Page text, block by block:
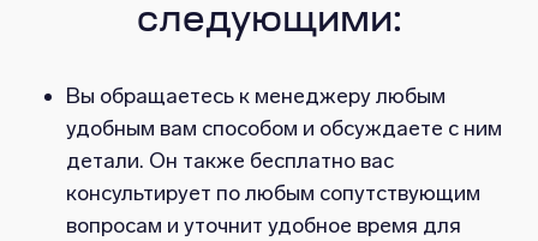
следующими:
Вы обращаетесь к менеджеру любым
удобным вам способом и обсуждаете с ним
детали. Он также бесплатно вас
консультирует по любым сопутствующим
вопросам и уточнит удобное время для